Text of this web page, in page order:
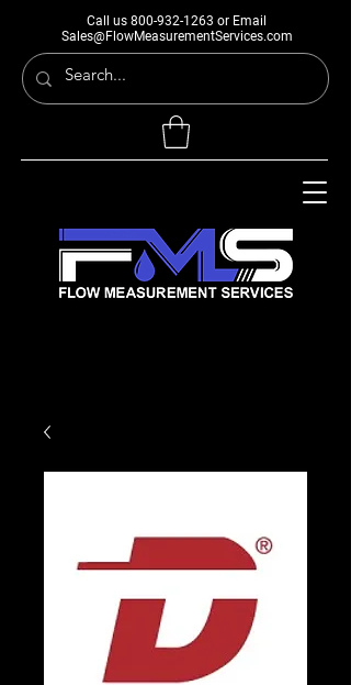
Call us 800-932-1263 or Email
Sales@FlowMeasurementServices.com